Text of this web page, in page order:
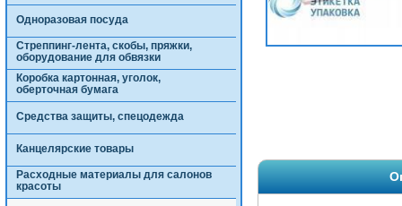
Одноразовая посуда
Стреппинг-лента, скобы, пряжки,
оборудование для обвязки
Коробка картонная, уголок,
оберточная бумага
Средства защиты, спецодежда
Канцелярские товары
Расходные материалы для салонов
красоты